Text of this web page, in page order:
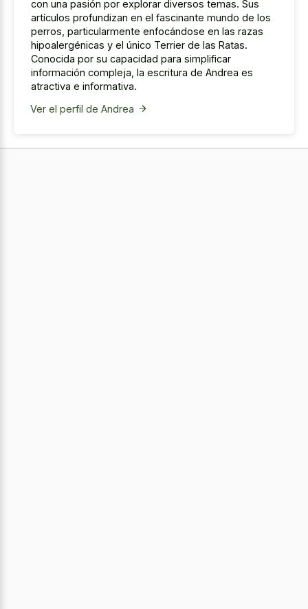
con una pasión por explorar diversos temas. Sus
artículos profundizan en el fascinante mundo de los
perros, particularmente enfocándose en las razas
hipoalergénicas y el único Terrier de las Ratas.
Conocida por su capacidad para simplificar
información compleja, la escritura de Andrea es
atractiva e informativa.
Ver el perfil de Andrea